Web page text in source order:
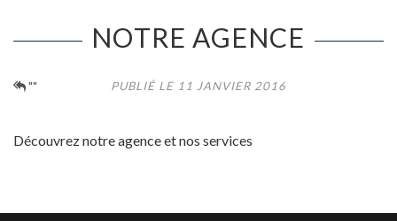
NOTRE AGENCE
"" PUBLIÉ LE 11 JANVIER 2016
Découvrez notre agence et nos services